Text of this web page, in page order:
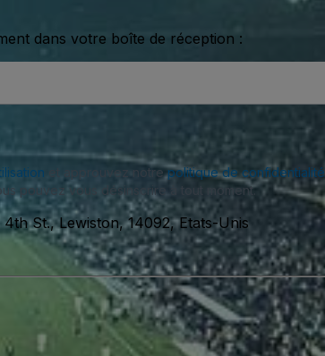
dans votre boîte de réception :
et approuvez notrepolitique de confidentialité
pouvez vous désinscrire à tout moment.
St., Lewiston, 14092, Etats-Unis